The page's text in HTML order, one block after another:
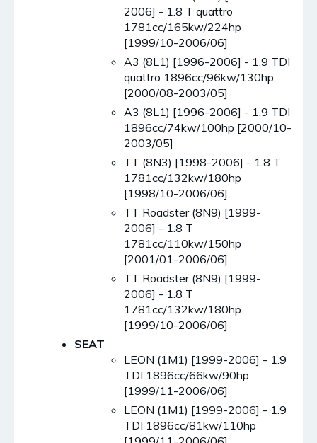
2006] - 1.8 T quattro
1781cc/165kw/224hp
[1999/10-2006/06]
A3 (8L1) [1996-2006] - 1.9 TDI
quattro 1896cc/96kw/130hp
[2000/08-2003/05]
A3 (8L1) [1996-2006] - 1.9 TDI
1896cc/74kw/100hp [2000/10-
2003/05]
TT (8N3) [1998-2006] - 1.8 T
1781cc/132kw/180hp
[1998/10-2006/06]
TT Roadster (8N9) [1999-
2006] - 1.8 T
1781cc/110kw/150hp
[2001/01-2006/06]
TT Roadster (8N9) [1999-
2006] - 1.8 T
1781cc/132kw/180hp
[1999/10-2006/06]
SEAT
LEON (1M1) [1999-2006] - 1.9
TDI 1896cc/66kw/90hp
[1999/11-2006/06]
LEON (1M1) [1999-2006] - 1.9
TDI 1896cc/81kw/110hp